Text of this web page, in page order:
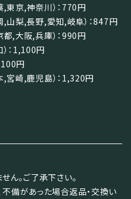
京,神奈川）：770円
梨,長野,愛知,岐阜）：847円
,大阪,兵庫）：990円
：1,100円
円
崎,鹿児島）：1,320円
ん。ご了承下さい。
備があった場合返品・交換い